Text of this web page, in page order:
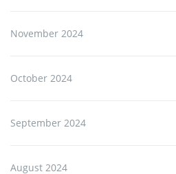
November 2024
October 2024
September 2024
August 2024